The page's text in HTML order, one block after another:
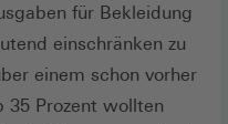
für Bekleidung
einschränken zu
einem schon vorher
35 Prozent wollten